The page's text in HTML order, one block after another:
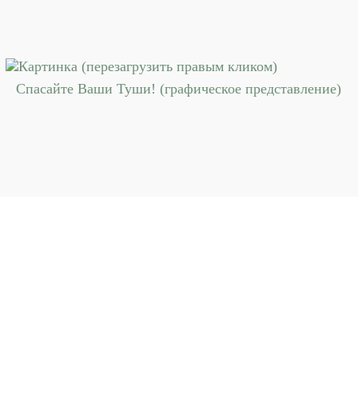
Спасайте Ваши Туши! (графическое представление)